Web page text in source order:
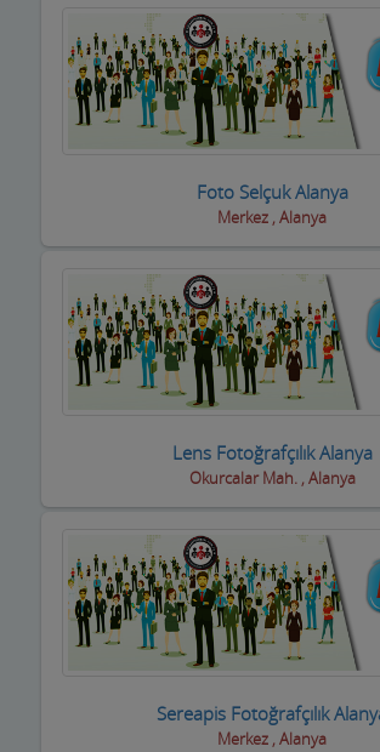
Giyim Mağazaları
Gümüş Takı Mağazaları ve Saatciler
Güneş Enerji Sistemleri
Hafriyat Firmaları
Hal Komisyoncuları
Halıcılar
Hamamlar / Spa ve Masaj salonları
Hastane ve Sağlık Kuruluşları
Havuz ve Kimyasalları
Hediyelik Eşya Firmaları
Foto Selçuk Alanya
Merkez , Alanya
Lens Fotoğrafçılık Alanya
Okurcalar Mah. , Alanya
Sereapis Fotoğrafçılık
Merkez , Alanya